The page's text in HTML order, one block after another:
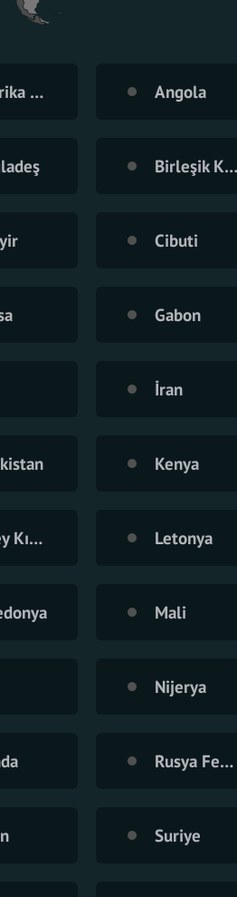
Amerika Birleşik Devletleri Angola
Birleşik Krallık
Cibuti
Gabon
İran
Kenya
Kuzey Kıbrıs Türk Cumhuriyeti Letonya
Mali
Nijerya
Rusya Federasyonu
Suriye